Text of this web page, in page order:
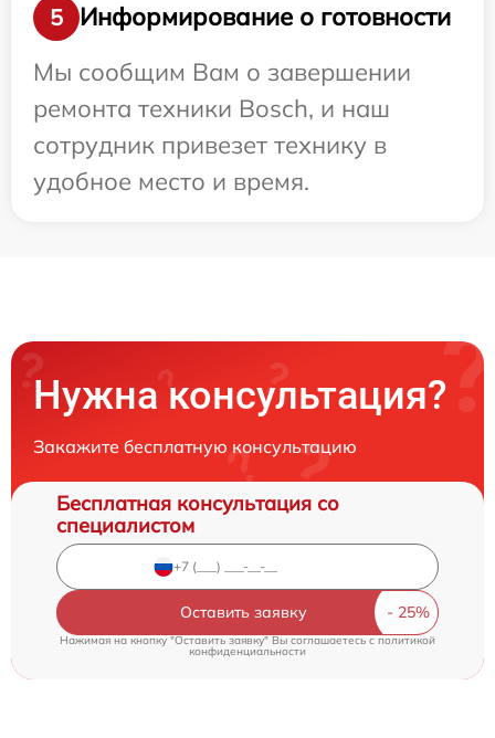
5
Информирование о готовности
Мы сообщим Вам о завершении
ремонта техники Bosch, и наш
сотрудник привезет технику в
удобное место и время.
Нужна консультация?
Закажите бесплатную консультацию
Бесплатная консультация со
специалистом
Оставить заявку
Нажимая на кнопку "Оставить заявку" Вы соглашаетесь cполитикой
конфиденциальности